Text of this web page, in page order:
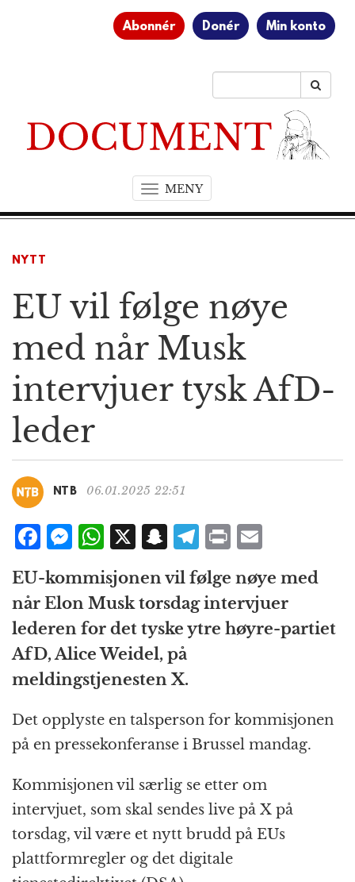
Abonnér Donér Min konto
MENYT
o
i
a
t
NYTT
EU vil følge nøye
med når Musk
intervjuer tysk AfD-
leder
NTB 06.01.2025 22:51
F
a
c
e
b
o
o
k
M
ss
e
n
g
e
r
W
h
at
s
A
p
p
X S
n
a
p
c
h
at
T
el
e
g
r
P
n
t
ai
l
EU-kommisjonen vil følge nøye med
når Elon Musk torsdag intervjuer
lederen for det tyske ytre høyre-partiet
AfD, Alice Weidel, på
meldingstjenesten X.
Det opplyste en talsperson for kommisjonen
på en pressekonferanse i Brussel mandag.
Kommisjonen vil særlig se etter om
intervjuet, som skal sendes live på X på
torsdag, vil være et nytt brudd på EUs
plattformregler og det digitale